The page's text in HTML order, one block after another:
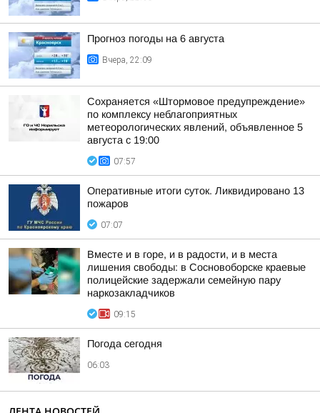
Прогноз погоды на 6 августа
Вчера, 22:09
Сохраняется «Штормовое предупреждение»
по комплексу неблагоприятных
метеорологических явлений, объявленное 5
августа с 19:00
07:57
Оперативные итоги суток. Ликвидировано 13
пожаров
07:07
Вместе и в горе, и в радости, и в места
лишения свободы: в Сосновоборске краевые
полицейские задержали семейную пару
наркозакладчиков
09:15
Погода сегодня
06:03